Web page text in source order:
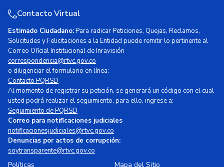
Contacto Virtual
Estimado Ciudadano:Para radicar Peticiones, Quejas, Reclamos,
Solicitudes y Felicitaciones a la Entidad puede remitir lo pertinente al
Correo Oficial Institucional de Inravisión
correspondencia@rtvc.gov.co
o diligenciar el formulario en línea:
Contacto PQRSD
Al momento de registrar su petición, se generará un código con el cual
usted podrá realizar el seguimiento, para ello, ingrese a:
Seguimiento de PQRSD
Correo para notificaciones judiciales
notificacionesjudiciales@rtvc.gov.co
Denuncias por actos de corrupción:
soytransparente@rtvc.gov.co
Políticas Mapa del Sitio